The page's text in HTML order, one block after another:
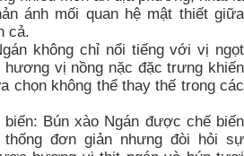
ánh mối quan hệ mật thiết giữa
cả.
không chỉ nổi tiếng với vị ngọt
vị nồng nặc đặc trưng khiến
chọn không thể thay thế trong các
Bún xào Ngán được chế biến
thống đơn giản nhưng đòi hỏi sự